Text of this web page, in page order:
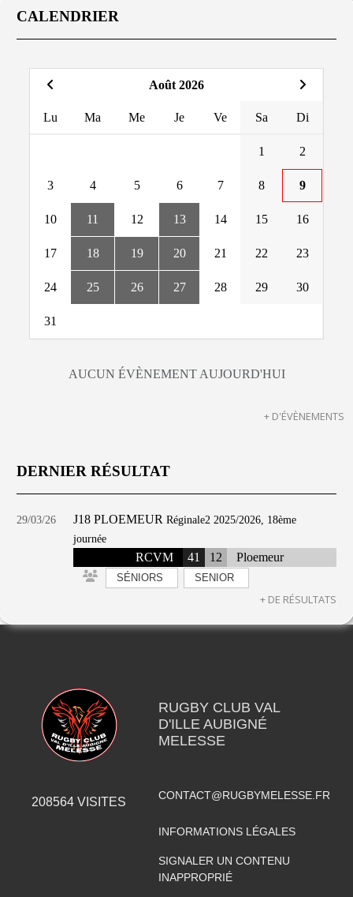
CALENDRIER
Août 2026
Lu Ma Me Je Ve Sa Di
1 2
3 4 5 6 7 8 9
10 11 12 13 14 15 16
17 18 19 20 21 22 23
24 25 26 27 28 29 30
31
AUCUN ÉVÈNEMENT AUJOURD'HUI
+ D'ÉVÈNEMENTS
DERNIER RÉSULTAT
29/03/26 J18 PLOEMEUR Réginale2 2025/2026, 18ème
journée
RCVM 41 12 Ploemeur
SÉNIORS SENIOR
+ DE RÉSULTATS
208564 VISITES
RUGBY CLUB VAL
D'ILLE AUBIGNÉ
MELESSE
CONTACT@RUGBYMELESSE.FR
INFORMATIONS LÉGALES
SIGNALER UN CONTENU
INAPPROPRIÉ